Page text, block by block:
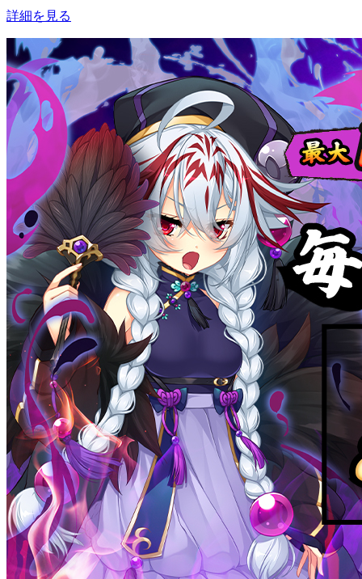
詳細を見る